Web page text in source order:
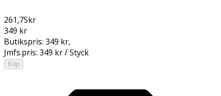
261,75kr
349 kr
Butikspris: 349 kr,
Jmfs.pris: 349 kr / Styck
Köp